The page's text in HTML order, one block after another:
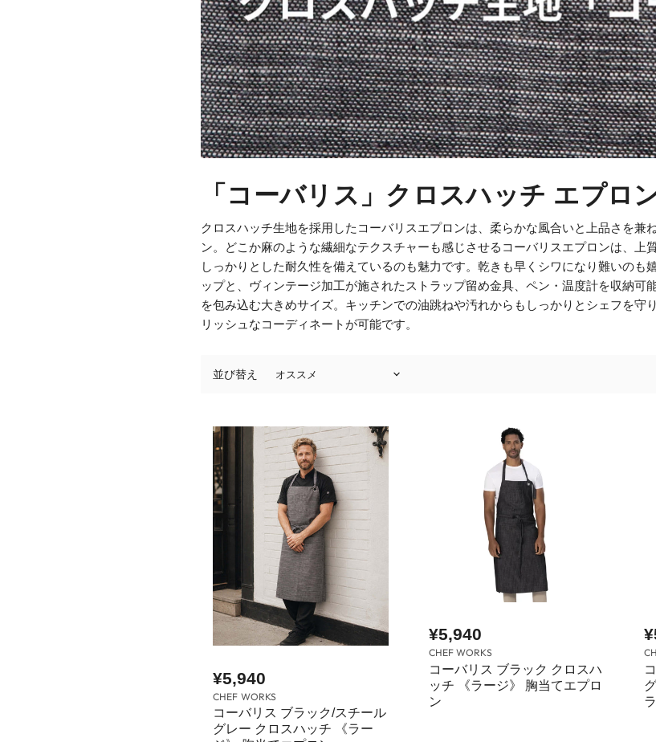
「コーバリス」クロスハッチ エプロ
クロスハッチ生地を採用したコーバリスエプロンは、柔らかな風合いと上品さを
ン。どこか麻のような繊細なテクスチャーも感じさせるコーバリスエプロンは、
しっかりとした耐久性を備えているのも魅力です。乾きも早くシワになり難いの
ップと、ヴィンテージ加工が施されたストラップ留め金具、ペン・温度計を収納
を包み込む大きめサイズ。キッチンでの油跳ねや汚れからもしっかりとシェフを
リッシュなコーディネートが可能です。
並び替え
¥5,940
CHEF WORKS
コーバリス ブラック/スチール
グレー クロスハッチ 《ラー
¥5,940
CHEF WORKS
コーバリス ブラック クロスハ
ッチ 《ラージ》 胸当てエプロ
ン